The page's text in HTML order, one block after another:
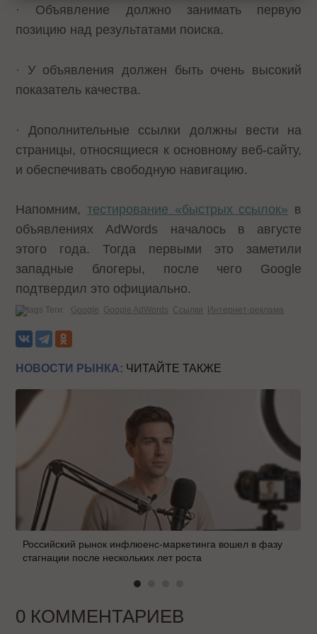
· Объявление должно занимать первую
позицию над результатами поиска.
· У объявления должен быть очень высокий
показатель качества.
· Дополнительные ссылки должны вести на
страницы, относящиеся к основному веб-сайту,
и обеспечивать свободную навигацию.
Напомним, тестирование «быстрых ссылок» в
объявлениях AdWords началось в августе
этого года. Тогда первыми это заметили
западные блогеры, после чего Google
подтвердил это официально.
Теги: Google Google AdWords Ссылки Интернет-реклама
НОВОСТИ РЫНКА: ЧИТАЙТЕ ТАКЖЕ
Российский рынок инфлюенс-маркетинга вошел в фазу
стагнации после нескольких лет роста
0 КОММЕНТАРИЕВ